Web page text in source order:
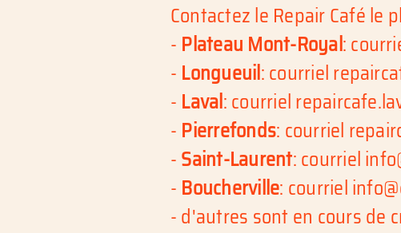
Contactez le Repair Café le
- Plateau Mont-Royal:
- Longueuil: courriel
- Laval: courriel
- Pierrefonds: courriel
-Saint-Laurent: courriel
- Boucherville: courriel
- d'autres sont en cours de